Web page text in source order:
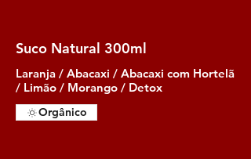
Suco Natural 300ml
Laranja / Abacaxi / Abacaxi com Hortelã
/ Limão / Morango / Detox
Orgânico